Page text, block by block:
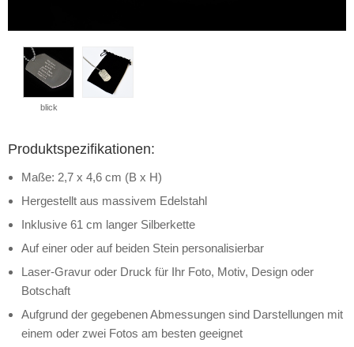
blick
Produktspezifikationen:
Maße: 2,7 x 4,6 cm (B x H)
Hergestellt aus massivem Edelstahl
Inklusive 61 cm langer Silberkette
Auf einer oder auf beiden Stein personalisierbar
Laser-Gravur oder Druck für Ihr Foto, Motiv, Design oder
Botschaft
Aufgrund der gegebenen Abmessungen sind Darstellungen mit
einem oder zwei Fotos am besten geeignet